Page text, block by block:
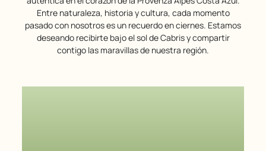
Entre naturaleza, historia y cultura, cada momento
pasado con nosotros es un recuerdo en ciernes. Estamos
deseando recibirte bajo el sol de Cabris y compartir
contigo las maravillas de nuestra región.